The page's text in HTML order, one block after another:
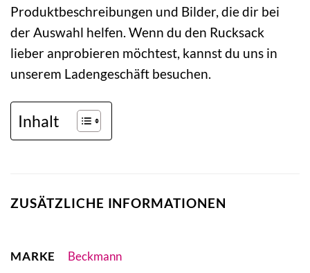
Produktbeschreibungen und Bilder, die dir bei
der Auswahl helfen. Wenn du den Rucksack
lieber anprobieren möchtest, kannst du uns in
unserem Ladengeschäft besuchen.
Inhalt
ZUSÄTZLICHE INFORMATIONEN
MARKE Beckmann